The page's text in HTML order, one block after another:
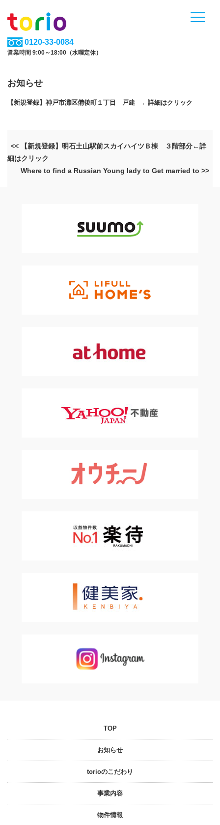
0120-33-0084
営業時間 9:00～18:00（水曜定休）
お知らせ
【新規登録】神戸市灘区備後町１丁目 戸建 ←詳細はクリック
<< 【新規登録】明石土山駅前スカイハイツＢ棟 ３階部分←詳
細はクリック
Where to find a Russian Young lady to Get married to >>
TOP
お知らせ
torioのこだわり
事業内容
物件情報